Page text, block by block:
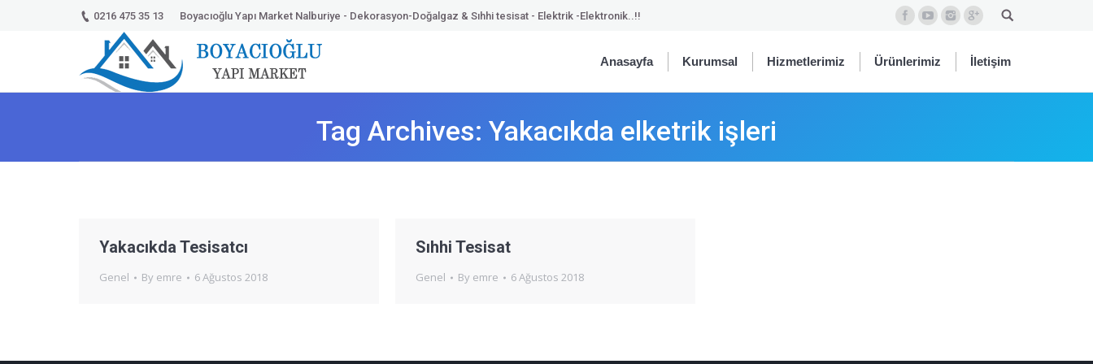
0216 475 35 13 Boyacıoğlu Yapı Market Nalburiye - Dekorasyon-Doğalgaz & Sıhhi tesisat - Elektrik -Elektronik..!!
Anasayfa Kurumsal Hizmetlerimiz Ürünlerimiz İletişim
Tag Archives: Yakacıkda elketrik işleri
Yakacıkda Tesisatcı
Genel By emre 6 Ağustos 2018
Sıhhi Tesisat
Genel By emre 6 Ağustos 2018